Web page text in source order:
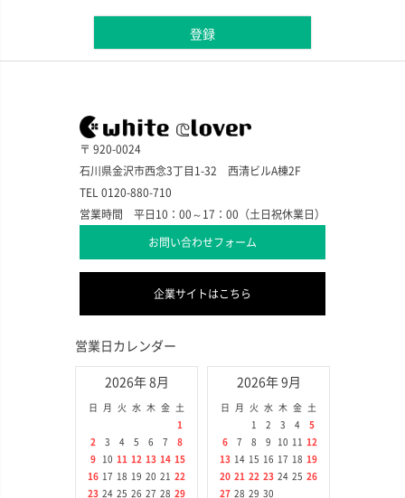
登録
〒 920-0024
石川県金沢市西念3丁目1-32 西清ビルA棟2F
TEL 0120-880-710
営業時間 平日10：00～17：00（土日祝休業日）
お問い合わせフォーム
企業サイトはこちら
営業日カレンダー
2026年 8月
日 月 火 水 木 金
土
1
2
3 4 5 6 7
8
9
10 11 12 13 14 15
16 17 18 19 20 21
22
23 24 25 26 27 28 29
2026年 9月
日 月 火 水 木 金
土
1
2 3 4
5
6
7 8 9 10 11
12
13 14 15 16 17 18 19
20 21 22 23 24 25 26
27 28 29 30